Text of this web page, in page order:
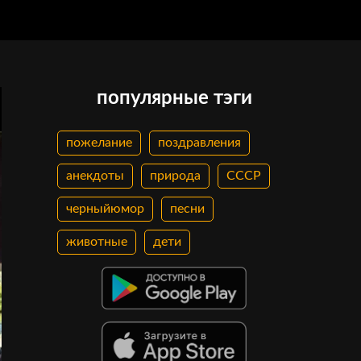
популярные тэги
пожелание поздравления
анекдоты природа СССР
черныйюмор песни
животные дети